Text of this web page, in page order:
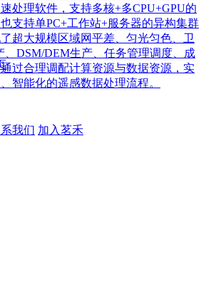
处理软件，支持多核+多CPU+GPU的
支持单PC+工作站+服务器的异构集群
超大规模区域网平差、匀光匀色、卫
、DSM/DEM生产、任务管理调度、成
过合理调配计算资源与数据资源，实
智能化的遥感数据处理流程。
我们 加入茗禾